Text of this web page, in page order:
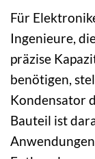
Für
Ingenieure,
präzise
benötigen,
Kondensator
Bauteil ist